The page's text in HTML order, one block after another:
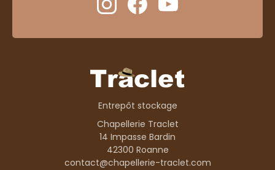
Entrepôt stockage
Chapellerie Traclet
14 Impasse Bardin
42300 Roanne
contact@chapellerie-traclet.com